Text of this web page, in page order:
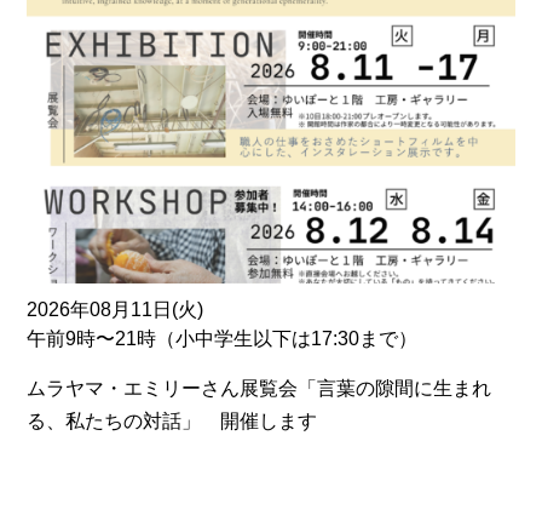
2026年08月11日(火)
午前9時〜21時（小中学生以下は17:30まで）
ムラヤマ・エミリーさん展覧会「言葉の隙間に生まれ
る、私たちの対話」 開催します